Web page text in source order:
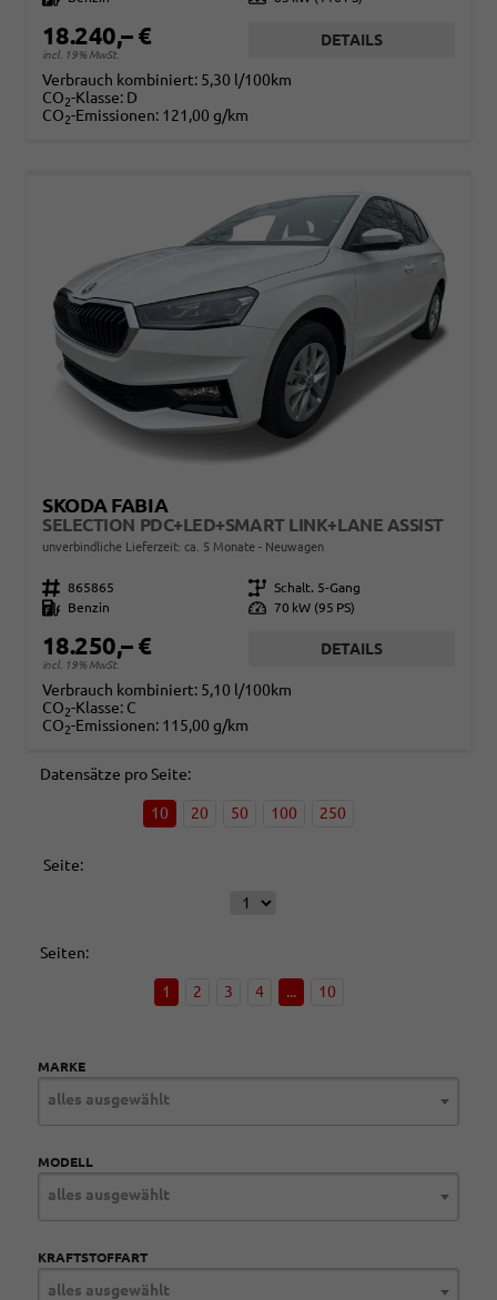
18.240,– €
incl. 19% MwSt.
DETAILS
Verbrauch kombiniert: 5,30 l/100km
CO2-Klasse: D
CO2-Emissionen: 121,00 g/km
SKODA FABIA
SELECTION PDC+LED+SMART LINK+LANE ASSIST
unverbindliche Lieferzeit: ca. 5 Monate Neuwagen
Fahrzeugnr. 865865 Getriebe Schalt. 5-Gang
Kraftstoff
Benzin Leistung 70 kW (95 PS)
18.250,– €
incl. 19% MwSt.
DETAILS
Verbrauch kombiniert: 5,10 l/100km
CO2-Klasse: C
CO2-Emissionen: 115,00 g/km
Datensätze pro Seite:
10 20 50 100 250
Seite:
Seiten:
1 2 3 4 ... 10
MARKE
alles ausgewählt
MODELL
alles ausgewählt
KRAFTSTOFFART
alles ausgewählt